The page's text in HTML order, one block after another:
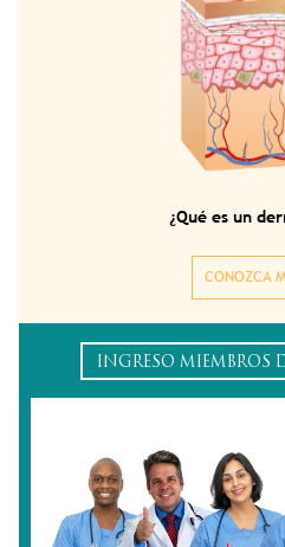
INGRESO MIEMBROS
¿Qué es un
CONOZCA